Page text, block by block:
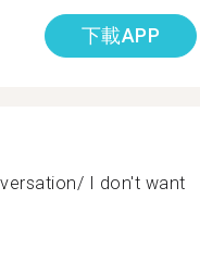
下載APP
I don't want